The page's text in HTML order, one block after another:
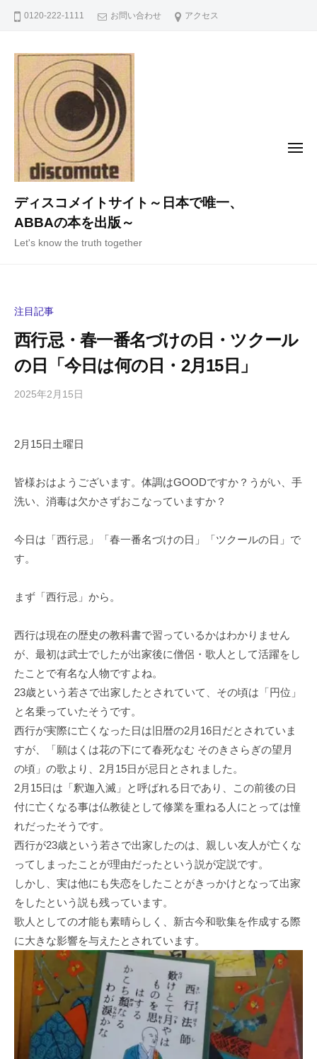
0120-222-1111 お問い合わせ アクセス
ディスコメイトサイト～日本で唯一、
ABBAの本を出版～
Let's know the truth together
メ
注目記事
西行忌・春一番名づけの日・ツクール
の日「今日は何の日・2月15日」
2025年2月15日
a
s
y
a
メ
ン
2月15日土曜日
皆様おはようございます。体調はGOODですか？うがい、手
洗い、消毒は欠かさずおこなっていますか？
今日は「西行忌」「春一番名づけの日」「ツクールの日」で
す。
まず「西行忌」から。
西行は現在の歴史の教科書で習っているかはわかりません
が、最初は武士でしたが出家後に僧侶・歌人として活躍をし
たことで有名な人物ですよね。
23歳という若さで出家したとされていて、その頃は「円位」
と名乗っていたそうです。
西行が実際に亡くなった日は旧暦の2月16日だとされていま
すが、「願はくは花の下にて春死なむ そのきさらぎの望月
の頃」の歌より、2月15日が忌日とされました。
2月15日は「釈迦入滅」と呼ばれる日であり、この前後の日
付に亡くなる事は仏教徒として修業を重ねる人にとっては憧
れだったそうです。
西行が23歳という若さで出家したのは、親しい友人が亡くな
ってしまったことが理由だったという説が定説です。
しかし、実は他にも失恋をしたことがきっかけとなって出家
をしたという説も残っています。
歌人としての才能も素晴らしく、新古今和歌集を作成する際
に大きな影響を与えたとされています。